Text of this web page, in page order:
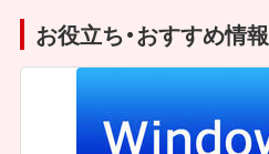
お役立ち・おすすめ情報